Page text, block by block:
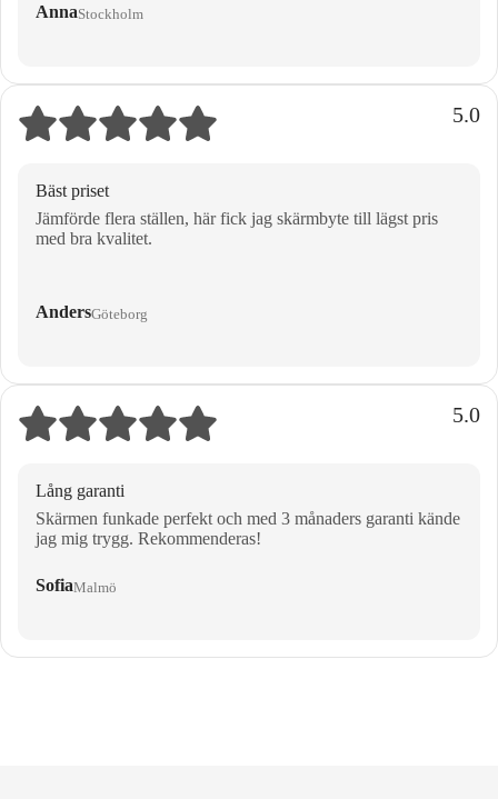
AnnaStockholm
5.0
Bäst priset
Jämförde flera ställen, här fick jag skärmbyte till lägst pris
med bra kvalitet.
AndersGöteborg
5.0
Lång garanti
Skärmen funkade perfekt och med 3 månaders garanti kände
jag mig trygg. Rekommenderas!
SofiaMalmö